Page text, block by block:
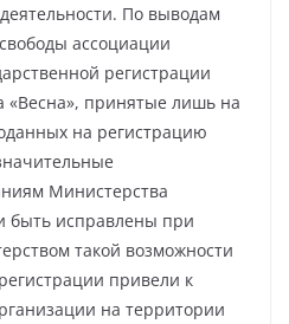
По выводам
ассоциации
регистрации
«Весна», принятые лишь на
на регистрацию
Министерства
быть исправлены при
такой возможности
привели к
на территории